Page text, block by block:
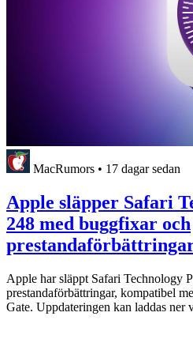
MacRumors • 17 dagar sedan
Apple släpper Safari
248 med buggfixar och
Apple har släppt Safari Technology
prestandaförbättringar, kompatibel
Gate. Uppdateringen kan laddas ner